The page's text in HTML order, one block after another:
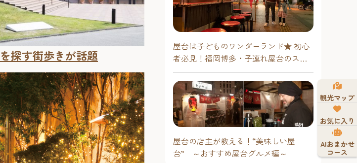
探す街歩きが話題
屋台は子どものワンダーランド★ 初心
者必見！福岡博多・子連れ屋台のスス
メ
屋台の店主が教える！“美味しい屋
台” ～おすすめ屋台グルメ編～
観光マップ
お気に入り
AIおまかせ
コース